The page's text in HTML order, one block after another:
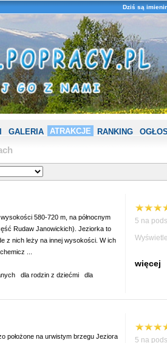
Dziś są
GALERIA ATRAKCJE RANKING
580-720 m, na północnym
Rudaw Janowickich). Jeziorka to
z nich leży na innej wysokości. W ich
...
dla rodzin z dziećmi
dla
5 na
więcej
położone na urwistym brzegu Jeziora
5 na